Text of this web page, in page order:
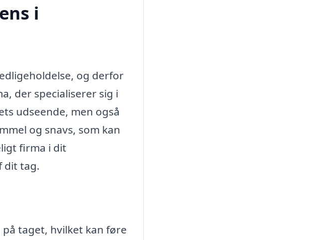
i
og derfor
der specialiserer sig i
udseende, men også
og snavs, som kan
firma i dit
dit tag.
taget, hvilket kan føre